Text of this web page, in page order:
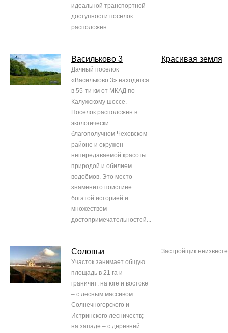
идеальной транспортной
доступности посёлок
расположен...
Васильково 3
Дачный поселок
«Васильково 3» находится
в 55-ти км от МКАД по
Калужскому шоссе.
Поселок расположен в
экологически
благополучном Чеховском
районе и окружен
непередаваемой красоты
природой и обилием
водоёмов. Это место
знаменито поистине
богатой историей и
множеством
достопримечательностей...
Красивая земля
Соловьи
Участок занимает общую
площадь в 21 га и
граничит: на юге и востоке
– с лесным массивом
Солнечногорского и
Истринского лесничеств;
на западе – с деревней
Застройщик